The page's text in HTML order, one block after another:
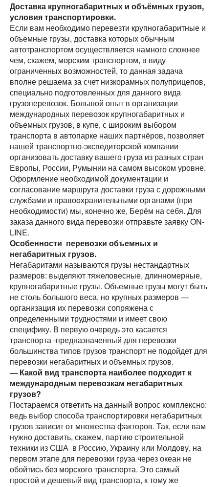
Доставка крупногабаритных и объёмных грузов,
условия транспортировки.
Если вам необходимо перевезти крупногабаритные и
объемные грузы, доставка которых обычным
автотранспортом осуществляется намного сложнее
чем, скажем, морским транспортом, в виду
ограниченных возможностей, то данная задача
вполне решаема за счет низкорамных полуприцепов,
специально подготовленных для данного вида
грузоперевозок. Большой опыт в организации
международных перевозок крупногабаритных и
объемных грузов, в купе, с широким выбором
транспорта в автопарке наших партнёров, позволяет
нашей транспортно-экспедиторской компании
организовать доставку вашего груза из разных стран
Европы, России, Румынии на самом высоком уровне.
Оформление необходимой документации и
согласование маршрута доставки груза с дорожными
службами и правоохранительными органами (при
необходимости) мы, конечно же, Берём на себя. Для
заказа данного вида перевозки отправьте заявку ON-
LINE.
Особенности перевозки объемных и
негабаритных грузов.
Негабаритами называются грузы нестандартных
размеров: выделяют тяжеловесные, длинномерные,
крупногабаритные грузы. Объемные грузы могут быть
не столь большого веса, но крупных размеров —
организация их перевозки сопряжена с
определенными трудностями и имеет свою
специфику. В первую очередь это касается
транспорта -предназначенный для перевозки
большинства типов грузов транспорт не подойдет для
перевозки негабаритных и объемных грузов.
— Какой вид транспорта наиболее подходит к
международным перевозкам негабаритных
грузов?
Постараемся ответить на данный вопрос комплексно:
ведь выбор способа транспортировки негабаритных
грузов зависит от множества факторов. Так, если вам
нужно доставить, скажем, партию строительной
техники из США в Россию, Украину или Молдову, на
первом этапе для перевозки груза через океан не
обойтись без морского транспорта. Это самый
простой и дешевый вид транспорта, к тому же